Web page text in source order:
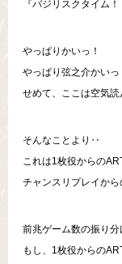
『バジリスクタイム
やっぱりかいっ！
やっぱり弦之介かいっ
せめて、ここは空気読
そんなことより‥
これは1枚役からの
チャンスリプレイか
前兆ゲーム数の振り
もし、1枚役からの